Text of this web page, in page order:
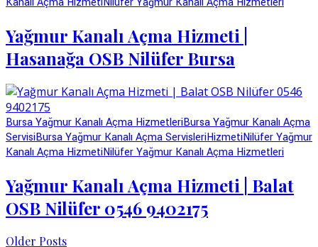
Yağmur Kanalı Açma Hizmeti |
Hasanağa OSB Nilüfer Bursa
Bursa Yağmur Kanalı Açma HizmetleriBursa Yağmur Kanalı Açma
ServisiBursa Yağmur Kanalı Açma ServisleriHizmetiNilüfer Yağmur
Kanalı Açma HizmetiNilüfer Yağmur Kanalı Açma Hizmetleri
Yağmur Kanalı Açma Hizmeti | Balat
OSB Nilüfer 0546 9402175
Older Posts